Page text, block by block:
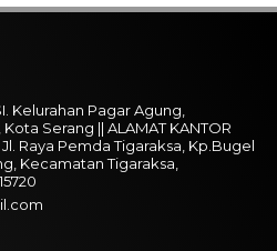
Kelurahan Pagar Agung,
Serang || ALAMAT KANTOR
Jl. Raya Pemda Tigaraksa, Kp.Bugel
Kecamatan Tigaraksa,